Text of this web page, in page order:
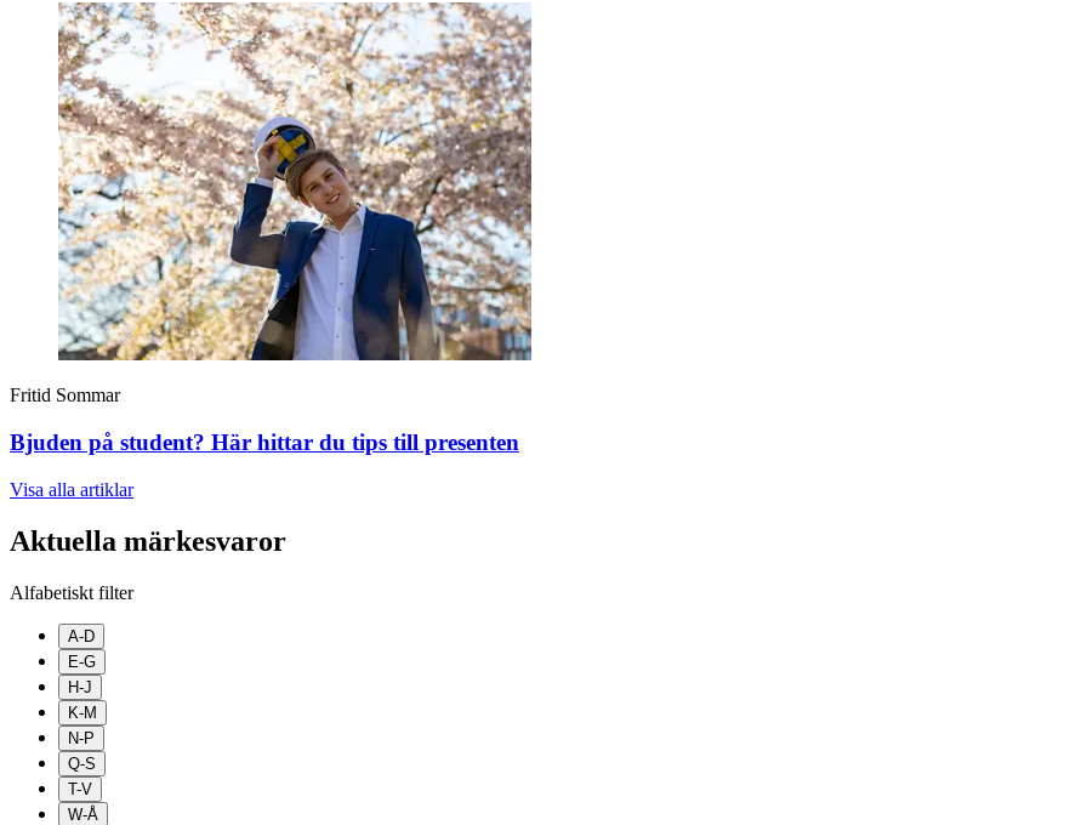
Fritid Sommar
Bjuden på student? Här hittar du tips till presenten
Visa alla artiklar
Aktuella märkesvaror
Alfabetiskt filter
A-D
E-G
H-J
K-M
N-P
Q-S
T-V
W-Å